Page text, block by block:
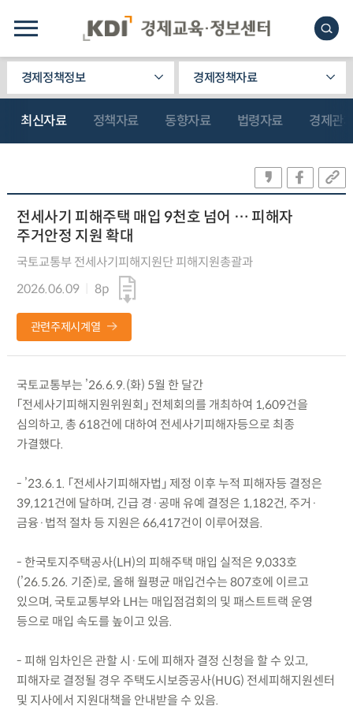
경제정책정보 경제정책자료
최신자료 정책자료 동향자료 법령자료 경제관
전세사기 피해주택 매입 9천호 넘어 … 피해자
주거안정 지원 확대
국토교통부 전세사기피해지원단 피해지원총괄과
2026.06.09
8p
관련주제시계열
국토교통부는 ’26.6.9.(화) 5월 한 달간
「전세사기피해지원위원회」 전체회의를 개최하여 1,609건을
심의하고, 총 618건에 대하여 전세사기피해자등으로 최종
가결했다.
- ’23.6.1. 「전세사기피해자법」 제정 이후 누적 피해자등 결정은
39,121건에 달하며, 긴급 경·공매 유예 결정은 1,182건, 주거·
금융·법적 절차 등 지원은 66,417건이 이루어졌음.
- 한국토지주택공사(LH)의 피해주택 매입 실적은 9,033호
(’26.5.26. 기준)로, 올해 월평균 매입건수는 807호에 이르고
있으며, 국토교통부와 LH는 매입점검회의 및 패스트트랙 운영
등으로 매입 속도를 높이고 있음.
- 피해 임차인은 관할 시·도에 피해자 결정 신청을 할 수 있고,
피해자로 결정될 경우 주택도시보증공사(HUG) 전세피해지원센터
및 지사에서 지원대책을 안내받을 수 있음.